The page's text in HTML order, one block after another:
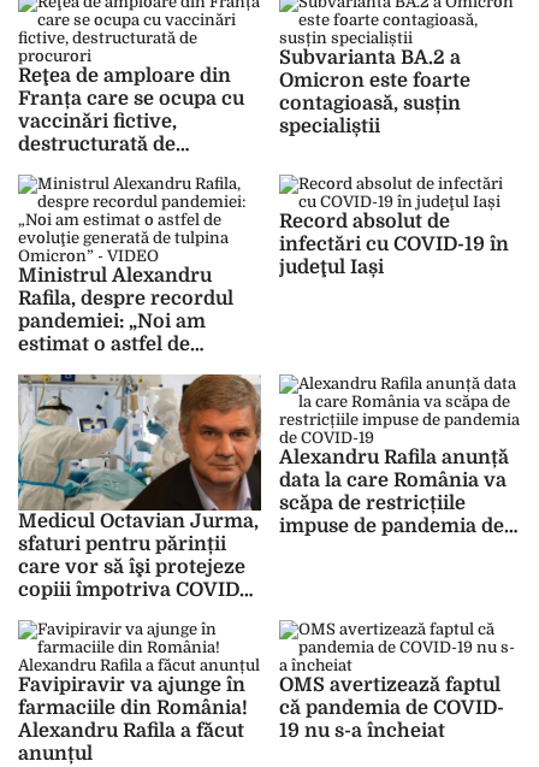
Reţea de amploare din
Franța care se ocupa cu
vaccinări fictive,
destructurată de
Subvarianta BA.2 a
Omicron este foarte
contagioasă, susțin
specialiștii
Ministrul Alexandru
Rafila, despre recordul
pandemiei: „Noi am
estimat o astfel de
tulpina Omicron” –
VIDEO
Record absolut de
infectări cu COVID-19 în
judeţul Iași
Medicul Octavian Jurma,
sfaturi pentru părinții
care vor să îşi protejeze
copiii împotriva COVID-
Alexandru Rafila anunță
data la care România va
scăpa de restricțiile
impuse de pandemia de
Favipiravir va ajunge în
farmaciile din România!
Alexandru Rafila a făcut
anunțul
OMS avertizează faptul
că pandemia de COVID-
19 nu s-a încheiat